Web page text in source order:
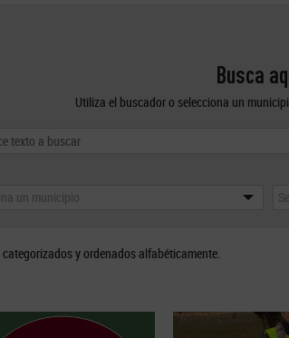
Busca
Utiliza el buscador o selecciona un
un municipio
y ordenados alfabéticamente.